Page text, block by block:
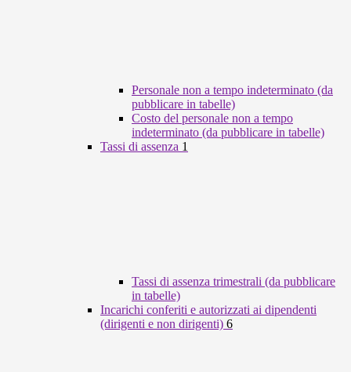
Personale non a tempo indeterminato (da
pubblicare in tabelle)
Costo del personale non a tempo
indeterminato (da pubblicare in tabelle)
Tassi di assenza 1
Tassi di assenza trimestrali (da pubblicare
in tabelle)
Incarichi conferiti e autorizzati ai dipendenti
(dirigenti e non dirigenti) 6